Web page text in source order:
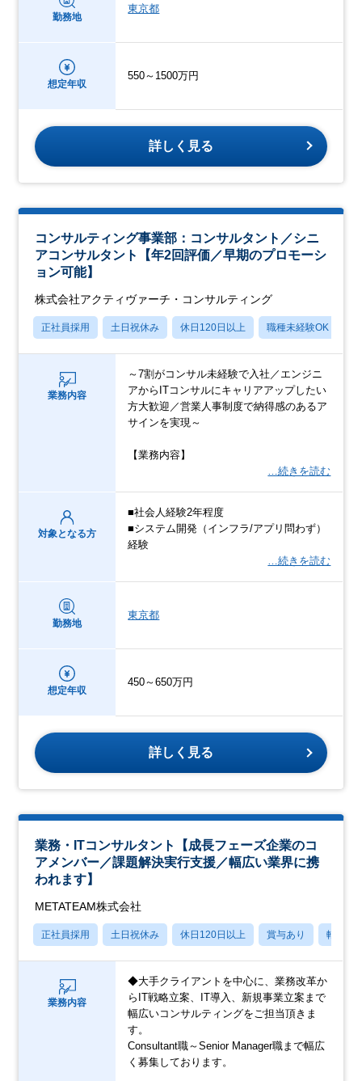
勤務地
東京都
想定年収
550～1500万円
詳しく見る
コンサルティング事業部：コンサルタント／シニ
アコンサルタント【年2回評価／早期のプロモーシ
ョン可能】
株式会社アクティヴァーチ・コンサルティング
正社員採用 土日祝休み 休日120日以上 職種未経験OK
業務内容
～7割がコンサル未経験で入社／エンジニ
アからITコンサルにキャリアアップしたい
方大歓迎／営業人事制度で納得感のあるア
サインを実現～
【業務内容】
…続きを読む
対象となる方
■社会人経験2年程度
■システム開発（インフラ/アプリ問わず）
経験
…続きを読む
勤務地
東京都
想定年収
450～650万円
詳しく見る
業務・ITコンサルタント【成長フェーズ企業のコ
アメンバー／課題解決実行支援／幅広い業界に携
われます】
METATEAM株式会社
正社員採用 土日祝休み 休日120日以上 賞与あり 転勤な
業務内容
◆大手クライアントを中心に、業務改革か
らIT戦略立案、IT導入、新規事業立案まで
幅広いコンサルティングをご担当頂きま
す。
Consultant職～Senior Manager職まで幅広
く募集しております。